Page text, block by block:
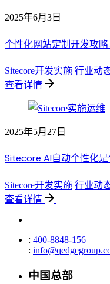
2025年6月3日
个性化网站定制开发攻
Sitecore开发实施 行业动
查看详情
2025年5月27日
Sitecore AI自动个性化是
Sitecore开发实施 行业动
查看详情
: 400-8848-156
:
中国总部